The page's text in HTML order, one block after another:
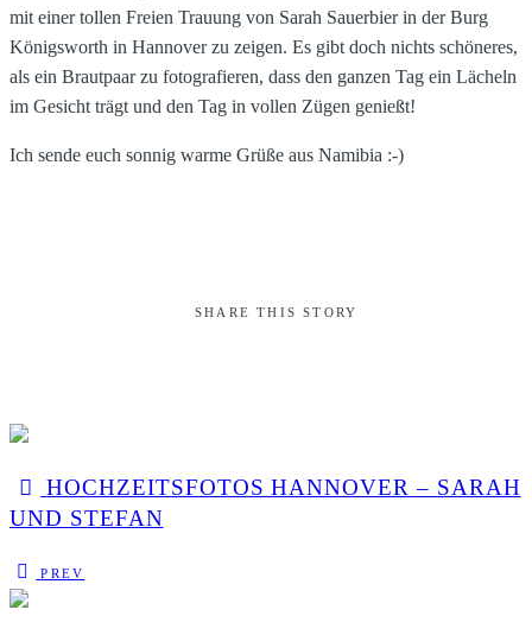
mit einer tollen Freien Trauung von Sarah Sauerbier in der Burg
Königsworth in Hannover zu zeigen. Es gibt doch nichts schöneres,
als ein Brautpaar zu fotografieren, dass den ganzen Tag ein Lächeln
im Gesicht trägt und den Tag in vollen Zügen genießt!
Ich sende euch sonnig warme Grüße aus Namibia :-)
SHARE THIS STORY
HOCHZEITSFOTOS HANNOVER – SARAH
UND STEFAN
PREV